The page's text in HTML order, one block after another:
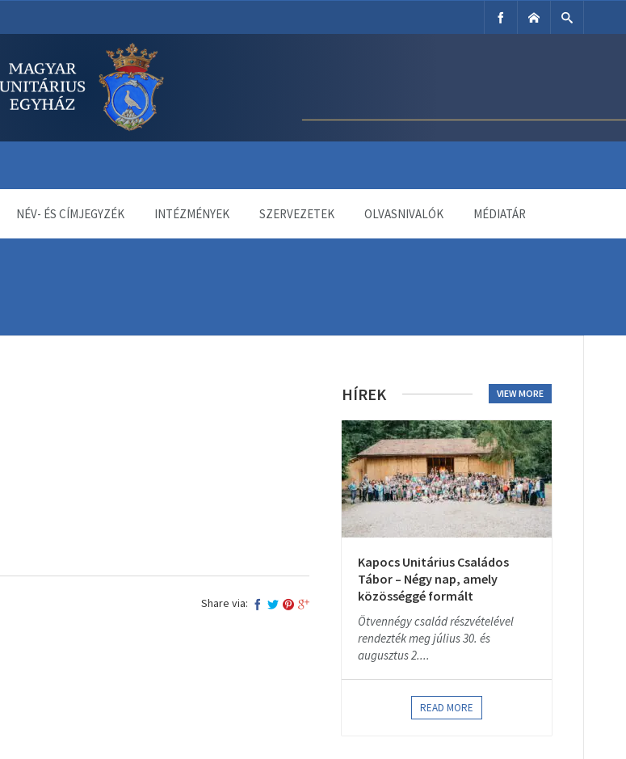
NÉV- ÉS CÍMJEGYZÉK INTÉZMÉNYEK SZERVEZETEK OLVASNIVALÓK MÉDIATÁR
Share via:
HÍREK VIEW MORE
Kapocs Unitárius Családos
Tábor – Négy nap, amely
közösséggé formált
Ötvennégy család részvételével
rendezték meg július 30. és
augusztus 2....
READ MORE